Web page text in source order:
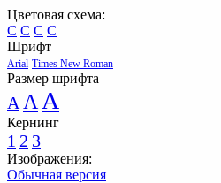
Цветовая схема:
C C C C
Шрифт
Arial Times New Roman
Размер шрифта
A A A
Кернинг
1 2 3
Изображения:
Обычная версия